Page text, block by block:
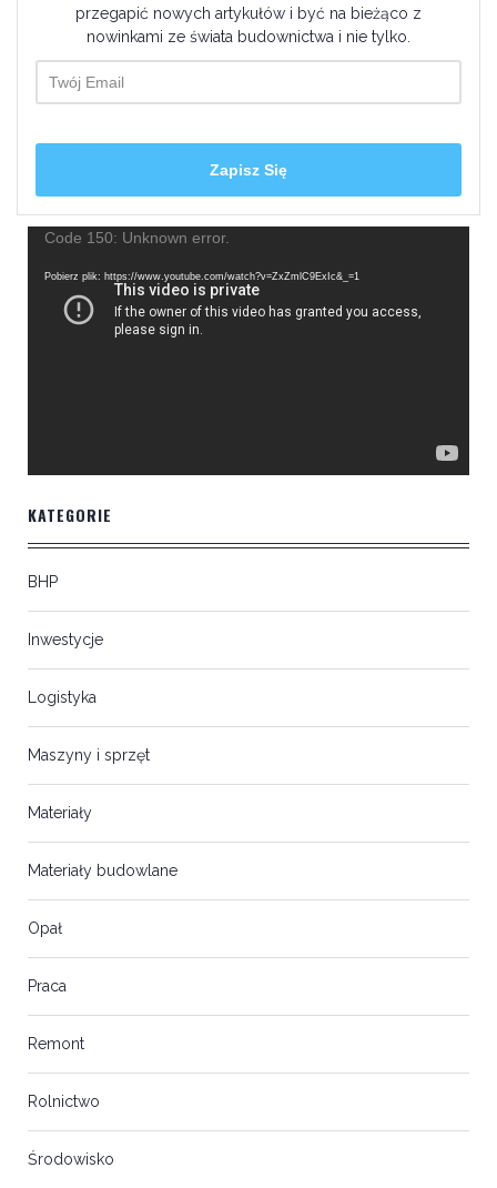
przegapić nowych artykułów i być na bieżąco z
nowinkami ze świata budownictwa i nie tylko.
Odtwarzacz
Code 150: Unknown error.
Pobierz plik: https://www.youtube.com/watch?v=ZxZmlC9ExIc&_=1
KATEGORIE
BHP
Inwestycje
Logistyka
Maszyny i sprzęt
Materiały
Materiały budowlane
Opał
Praca
Remont
Rolnictwo
Środowisko